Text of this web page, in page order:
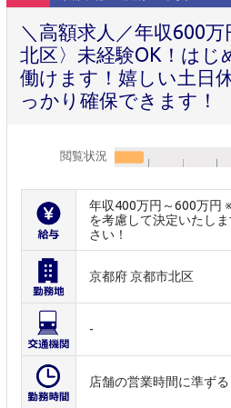
＼高額求人／年収600
北区〉未経験OK！はじ
働けます！嬉しい土日
っかり確保できます！
閲覧状況
年収400万円～600万円
を考慮して決定いたし
さい！
京都府 京都市北区
-
店舗の営業時間に準ずる